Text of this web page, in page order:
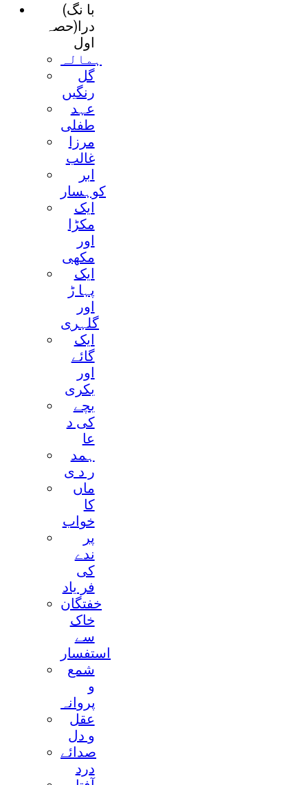
(با نگ
درا(حصہ
اول
ہمالہ
گل
رنگيں
عہد
طفلی
مرزا
غالب
ابر
کوہسار
ايک
مکڑا
اور
مکھی
ايک
پہا ڑ
اور
گلہری
ايک
گائے
اور
بکری
بچے
کی د
عا
ہمد
ر د ی
ماں
کا
خواب
پر
ندے
کی
فر ياد
خفتگان
خاک
سے
استفسار
شمع
و
پروانہ
عقل
و دل
صدائے
درد